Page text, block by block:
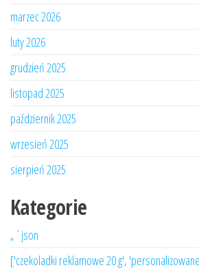
marzec 2026
luty 2026
grudzień 2025
listopad 2025
październik 2025
wrzesień 2025
sierpień 2025
Kategorie
„`json
['czekoladki reklamowe 20 g',